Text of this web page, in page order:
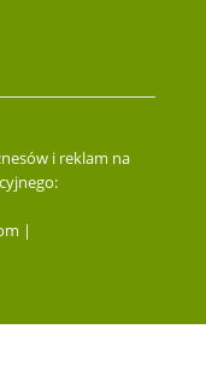
i reklam na
|